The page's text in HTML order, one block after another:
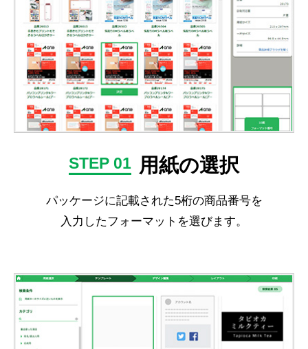
STEP 01 用紙の選択
パッケージに記載された5桁の商品番号を
入力したフォーマットを選びます。